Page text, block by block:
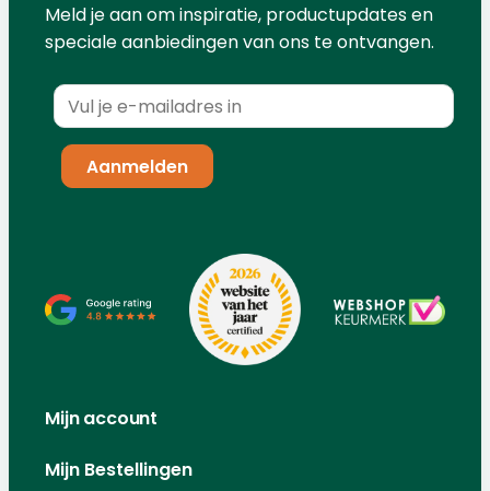
Meld je aan om inspiratie, productupdates en
speciale aanbiedingen van ons te ontvangen.
Mijn account
Mijn Bestellingen